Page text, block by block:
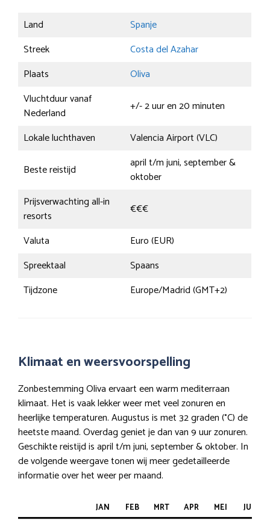
Land
Spanje
Streek
Costa del Azahar
Plaats
Oliva
Vluchtduur vanaf
Nederland
+/- 2 uur en 20 minuten
Lokale luchthaven
Valencia Airport (VLC)
Beste reistijd
april t/m juni, september &
oktober
Prijsverwachting all-in
resorts
€€€
Valuta
Euro (EUR)
Spreektaal
Spaans
Tijdzone
Europe/Madrid (GMT+2)
Klimaat en weersvoorspelling
Zonbestemming Oliva ervaart een warm mediterraan
klimaat. Het is vaak lekker weer met veel zonuren en
heerlijke temperaturen. Augustus is met 32 graden (°C) de
heetste maand. Overdag geniet je dan van 9 uur zonuren.
Geschikte reistijd is april t/m juni, september & oktober. In
de volgende weergave tonen wij meer gedetailleerde
informatie over het weer per maand.
JAN FEB MRT APR MEI JUN